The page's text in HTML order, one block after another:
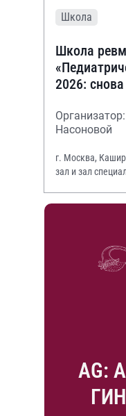
Школа
Школа
2026:
Насоновой
г. Москва,
зал и зал
AG: